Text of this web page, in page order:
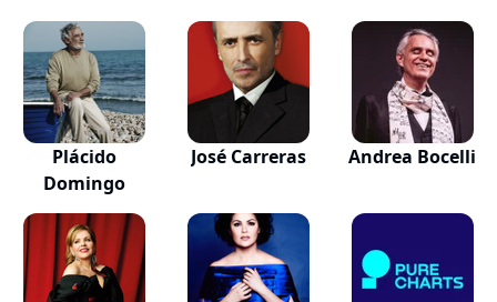
Plácido
Domingo
José Carreras Andrea Bocelli